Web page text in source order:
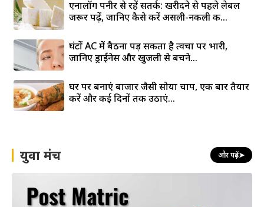
एनालॉग पनीर से रहें सतर्क: खरीदने से पहले लेबल
जरूर पढ़ें, जानिए कैसे करें असली-नकली की...
घंटों AC में बैठना पड़ सकता है त्वचा पर भारी,
जानिए ड्राईनेस और खुजली से बचने...
घर पर बनाएं बाजार जैसी सोया चाप, एक बार तैयार
करें और कई दिनों तक उठाएं...
युवा मंच और पढ़ें➤